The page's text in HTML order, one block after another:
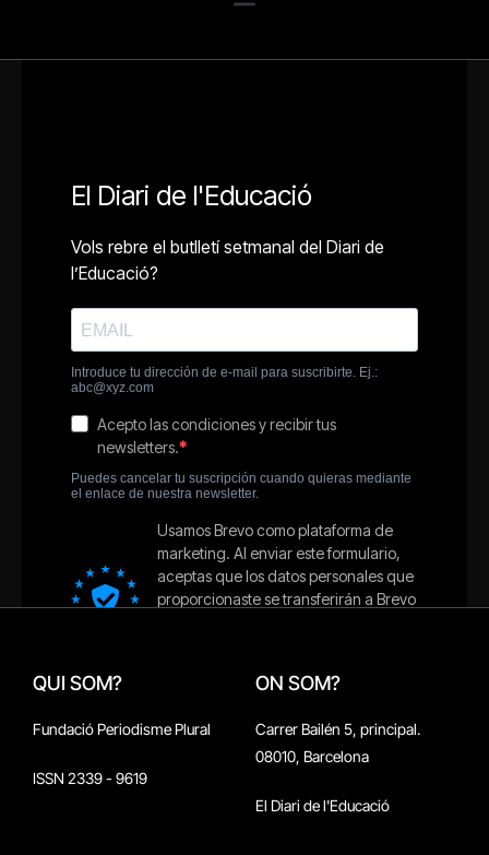
QUI SOM?
Fundació Periodisme Plural
ISSN 2339 - 9619
ON SOM?
Carrer Bailén 5, principal.
08010, Barcelona
El Diari de l'Educació